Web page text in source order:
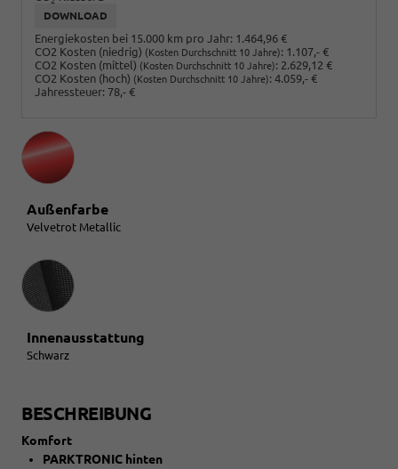
DOWNLOAD
Energiekosten bei 15.000 km pro Jahr: 1.464,96 €
CO2 Kosten (niedrig) (Kosten Durchschnitt 10 Jahre): 1.107,- €
CO2 Kosten (mittel) (Kosten Durchschnitt 10 Jahre): 2.629,12 €
CO2 Kosten (hoch) (Kosten Durchschnitt 10 Jahre): 4.059,- €
Jahressteuer: 78,- €
Außenfarbe
Velvetrot Metallic
Innenausstattung
Innenausstattung
Schwarz
BESCHREIBUNG
Komfort
PARKTRONIC hinten